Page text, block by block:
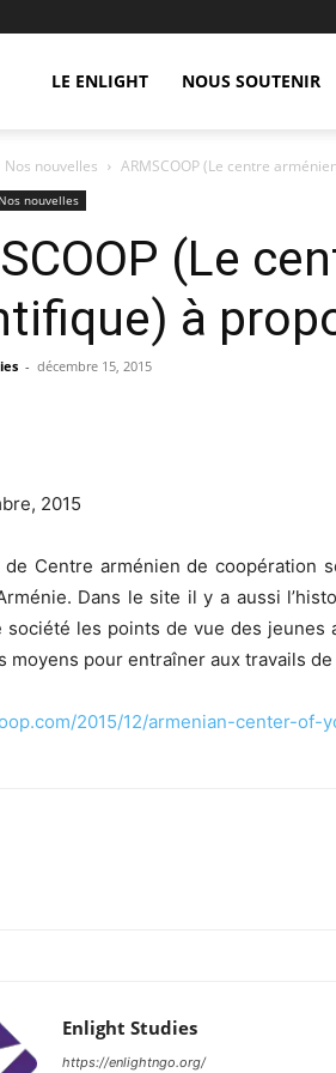
LE ENLIGHT NOUS SOUTENIR
Nos nouvelles ARMSCOOP (Le centre
Nos nouvelles
(Le
à
- décembre 15, 2015
2015
de Centre arménien de coopération
Dans le site il y a aussi
société les points de vue des jeunes
moyens pour entraîner aux travails
2015/12/armenian-center-of-
Enlight Studies
https://enlightngo.org/